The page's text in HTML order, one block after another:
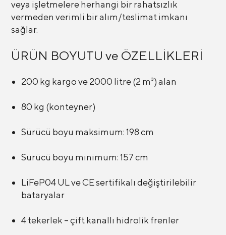
veya işletmelere herhangi bir rahatsızlık
vermeden verimli bir alım/teslimat imkanı
sağlar.
ÜRÜN BOYUTU ve ÖZELLİKLERİ
200 kg kargo ve 2000 litre (2 m³) alan
80 kg (konteyner)
Sürücü boyu maksimum: 198 cm
Sürücü boyu minimum: 157 cm
LiFeP04 UL ve CE sertifikalı değiştirilebilir
bataryalar
4 tekerlek – çift kanallı hidrolik frenler